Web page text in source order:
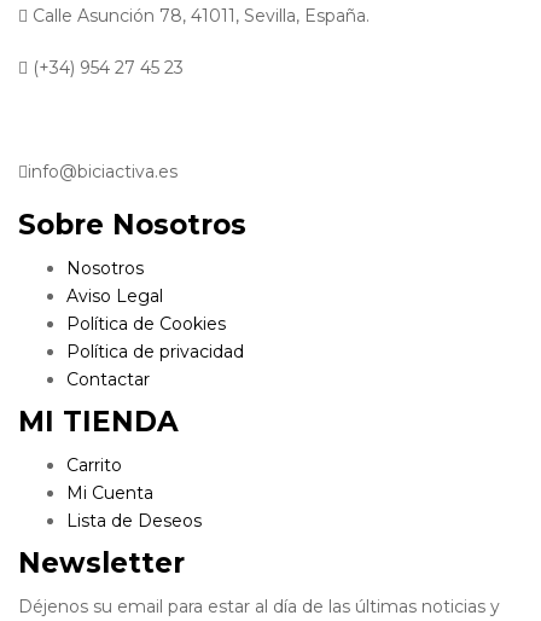
Calle Asunción 78, 41011, Sevilla, España.
(+34) 954 27 45 23
info@biciactiva.es
Sobre Nosotros
Nosotros
Aviso Legal
Política de Cookies
Política de privacidad
Contactar
MI TIENDA
Carrito
Mi Cuenta
Lista de Deseos
Newsletter
Déjenos su email para estar al día de las últimas noticias y